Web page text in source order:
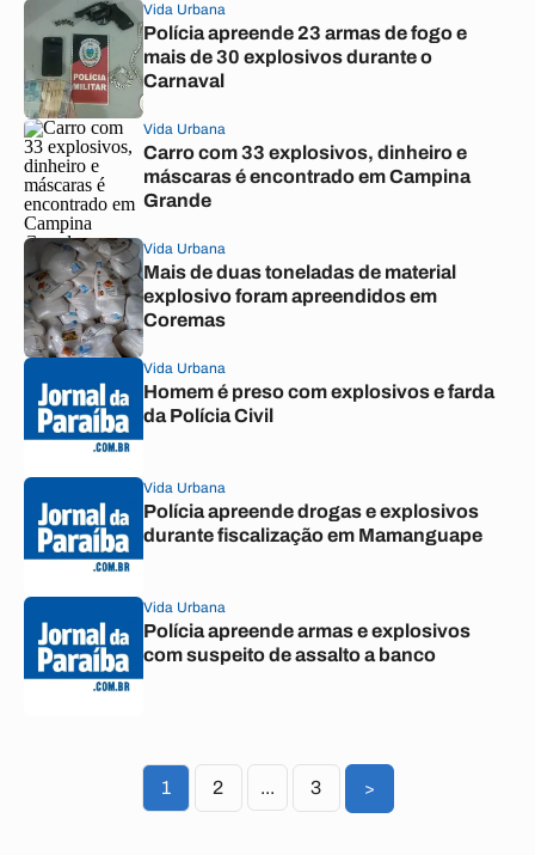
Vida Urbana
Polícia apreende 23 armas de fogo e
mais de 30 explosivos durante o
Carnaval
Vida Urbana
Carro com 33 explosivos, dinheiro e
máscaras é encontrado em Campina
Grande
Vida Urbana
Mais de duas toneladas de material
explosivo foram apreendidos em
Coremas
Vida Urbana
Homem é preso com explosivos e farda
da Polícia Civil
Vida Urbana
Polícia apreende drogas e explosivos
durante fiscalização em Mamanguape
Vida Urbana
Polícia apreende armas e explosivos
com suspeito de assalto a banco
1 2 ... 3 >